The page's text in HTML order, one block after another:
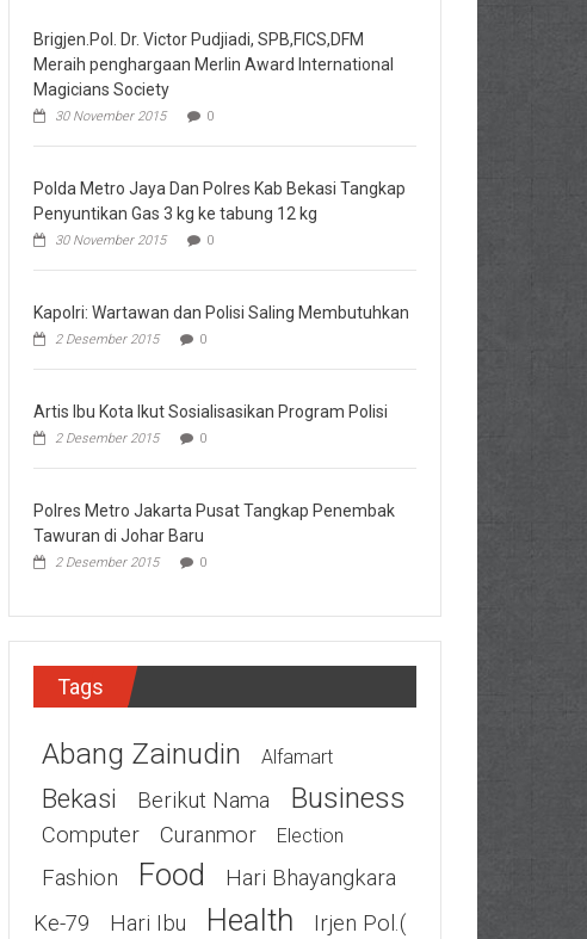
Brigjen.Pol. Dr. Victor Pudjiadi, SPB,FICS,DFM
Meraih penghargaan Merlin Award International
Magicians Society
30 November 2015 0
Polda Metro Jaya Dan Polres Kab Bekasi Tangkap
Penyuntikan Gas 3 kg ke tabung 12 kg
30 November 2015 0
Kapolri: Wartawan dan Polisi Saling Membutuhkan
2 Desember 2015 0
Artis Ibu Kota Ikut Sosialisasikan Program Polisi
2 Desember 2015 0
Polres Metro Jakarta Pusat Tangkap Penembak
Tawuran di Johar Baru
2 Desember 2015 0
Tags
Abang Zainudin Alfamart
Bekasi Berikut Nama Business
Computer Curanmor Election
Fashion Food
Hari Bhayangkara
Ke-79
Hari Ibu Health
Irjen Pol.(